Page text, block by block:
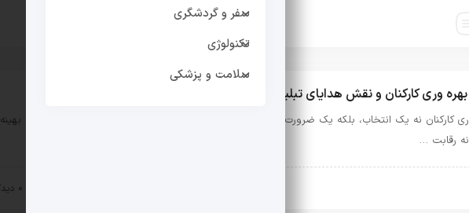
سفر و گردشگری
تکنولوژی
سلامت و پزشکی
وری کارکنان و نقش هدایای تبلیغاتی در انگیزه بخشی
وری کارکنان نه یک انتخاب، بلکه یک ضرورت است. سازمان هایی که نتوانند از ظرفیت نیروی انسانی خود بهینه
رقابت …
0 دیدگاه